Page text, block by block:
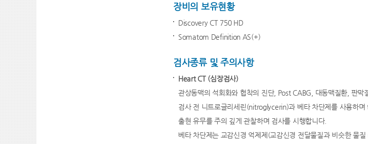
장비의 보유현황
Discovery CT 750 HD
Somatom Definition AS(+)
검사종류 및 주의사항
Heart CT (심장검사)
관상동맥의 석회화와 협착의 진단, Post CABG, 대동맥질환, 판막
검사 전 니트로글리세린(nitroglycerin)과 베타 차단제를 사용하
출현 유무를 주의 깊게 관찰하며 검사를 시행합니다.
베타 차단제는 교감신경 억제제(교감신경 전달물질과 비슷한 물